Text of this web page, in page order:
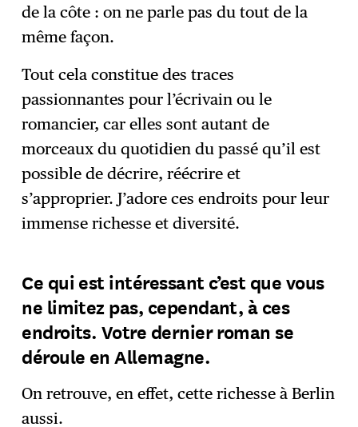
de la côte : on ne parle pas du tout de la
même façon.
Tout cela constitue des traces
passionnantes pour l’écrivain ou le
romancier, car elles sont autant de
morceaux du quotidien du passé qu’il est
possible de décrire, réécrire et
s’approprier. J’adore ces endroits pour leur
immense richesse et diversité.
Ce qui est intéressant c’est que vous
ne limitez pas, cependant, à ces
endroits. Votre dernier roman se
déroule en Allemagne.
On retrouve, en effet, cette richesse à Berlin
aussi.